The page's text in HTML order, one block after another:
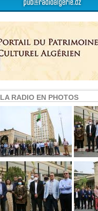
LA RADIO EN PHOTOS